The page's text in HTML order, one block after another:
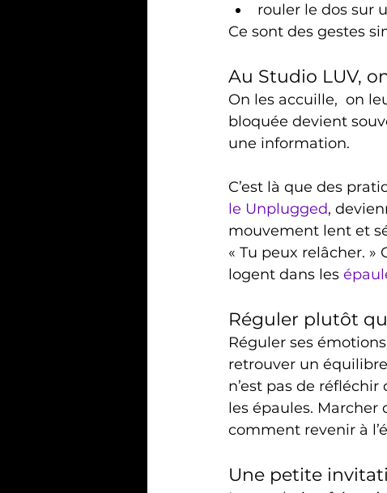
rouler le dos sur
Ce sont des gestes
Au Studio LUV,
On les accuille,  on
bloquée devient
une information.
C’est là que des
le Unplugged,
mouvement lent et
« Tu peux relâcher. »
logent dans les
Réguler plutôt
Réguler ses
retrouver un
n’est pas de
les épaules. Marcher
comment revenir à
Une petite